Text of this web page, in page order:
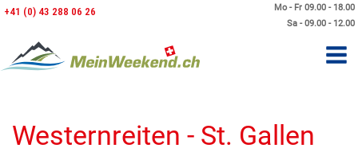
Mo - Fr 09.00 - 18.00
Sa - 09.00 - 12.00
+41 (0) 43 288 06 26
Westernreiten - St. Gallen